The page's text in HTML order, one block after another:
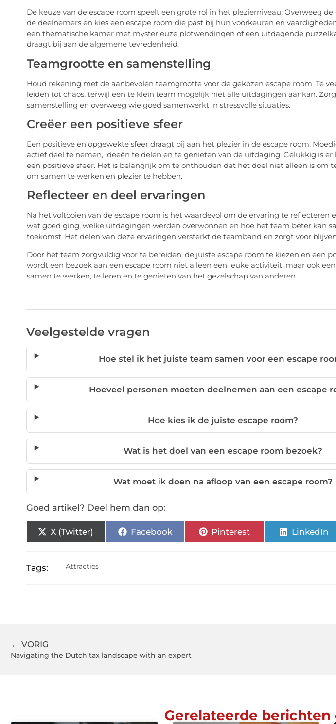
De keuze van de escape room speelt een grote rol in het plezierniveau. Overweeg de
de deelnemers en kies een escape room die past bij hun voorkeuren en
een thematische kamer met mysterieuze plotwendingen of een uitdagende
draagt bij aan de algemene tevredenheid.
Teamgrootte en samenstelling
Houd rekening met de aanbevolen teamgrootte voor de gekozen escape room. Te
leiden tot chaos, terwijl een te klein team mogelijk niet alle uitdagingen aankan.
samenstelling en overweeg wie goed samenwerkt in stressvolle situaties.
Creëer een positieve sfeer
Een positieve en opgewekte sfeer draagt bij aan het plezier in de escape room.
actief deel te nemen, ideeën te delen en te genieten van de uitdaging. Gelukkig is er
een positieve sfeer. Het is belangrijk om te onthouden dat het doel niet alleen is om
om samen te werken en plezier te hebben.
Reflecteer en deel ervaringen
Na het voltooien van de escape room is het waardevol om de ervaring te reflecteren
wat goed ging, welke uitdagingen werden overwonnen en hoe het team beter kan
toekomst. Het delen van deze ervaringen versterkt de teamband en zorgt voor
Door het team zorgvuldig voor te bereiden, de juiste escape room te kiezen en een
wordt een bezoek aan een escape room niet alleen een leuke activiteit, maar ook
samen te werken, te leren en te genieten van het gezelschap van anderen.
Veelgestelde vragen
Hoe stel ik het juiste team samen voor een escape
Hoeveel personen moeten deelnemen aan een escape
Hoe kies ik de juiste escape room?
Wat is het doel van een escape room bezoek?
Wat moet ik doen na afloop van een escape room?
Goed artikel? Deel hem dan op:
X (Twitter) Facebook Pinterest LinkedIn
Tags: Attracties
← VORIG
Navigating the Dutch tax landscape with an expert
Gerelateerde berichten